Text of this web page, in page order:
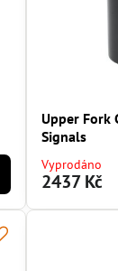
Upper Fork
Signals
Vyprodáno
2437 Kč